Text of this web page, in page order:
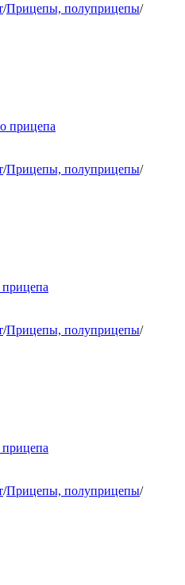
/Прицепы, полуприцепы/
прицепа
/Прицепы, полуприцепы/
прицепа
/Прицепы, полуприцепы/
прицепа
/Прицепы, полуприцепы/